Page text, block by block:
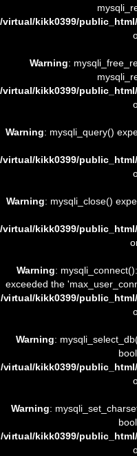
/virtual/kikk0399/
Warning:
/virtual/kikk0399/
Warning: mysqli_query()
/virtual/kikk0399/
Warning: mysqli_close()
/virtual/kikk0399/
Warning:
exceeded the
/virtual/kikk0399/
Warning:
/virtual/kikk0399/
Warning:
/virtual/kikk0399/